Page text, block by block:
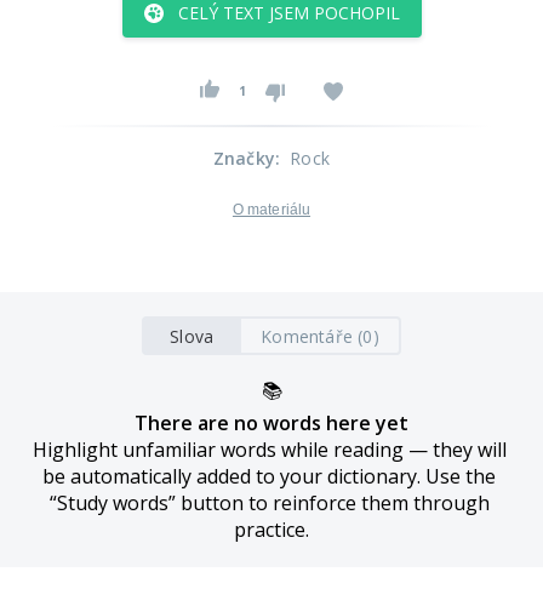
CELÝ TEXT JSEM POCHOPIL
1
Značky: Rock
O materiálu
Slova Komentáře (0)
📚
There are no words here yet
Highlight unfamiliar words while reading — they will
be automatically added to your dictionary. Use the
“Study words” button to reinforce them through
practice.